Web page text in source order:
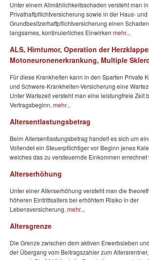
Unter einem Allmählichkeitsschaden versteht man
Privathaftpflichtversicherung sowie in der Haus- und
Grundbesitzerhaftpflichtversicherung einen
langsames, kontinuierliches Einwirken mehr...
ALS, Hirntumor, Operation der
Motoneuronenerkrankung, Multiple
Für diese Krankheiten kann in den Sparten Private
und Schwere-Krankheiten-Versicherung eine
Unter Wartezeit versteht man eine leistungfreie Zeit
Vertragsbeginn, mehr...
Altersentlastungsbetrag
Beim Altersentlastungsbetrag handelt es sich um
Vollendet ein Steuerpflichtiger vor Beginn jenes
welches das zu versteuernde Einkommen errechnet
Alterserhöhung
Unter einer Alterserhöhung versteht man die
höheren Eintrittsalters bei erhöhtem Risiko in der
Lebensversicherung. mehr...
Altersgrenze
Die Grenze zwischen dem aktiven Erwerbsleben
der Übergang vom Beitragszahler zum